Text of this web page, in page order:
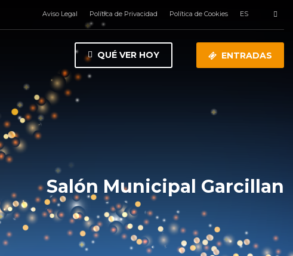
Aviso Legal Política de Privacidad Política de Cookies ES
QUÉ VER HOY ENTRADAS
Salón Municipal Garcillan